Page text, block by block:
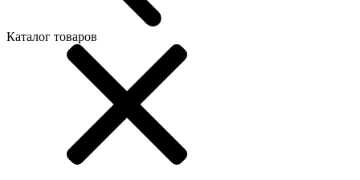
Каталог товаров